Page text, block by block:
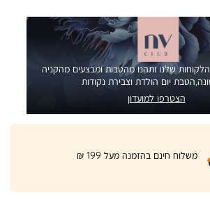
שלנו ותהנו מהטבות ומבצעים מהקניה
יום הולדת וצבירת נקודות
הצטרפו למועדון
משלוח חינם בהזמנה מעל 199 ₪